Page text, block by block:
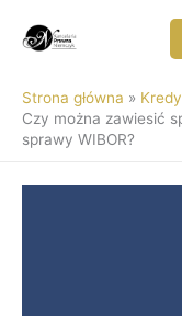
Strona główna
Czy można zawiesić
sprawy WIBOR?